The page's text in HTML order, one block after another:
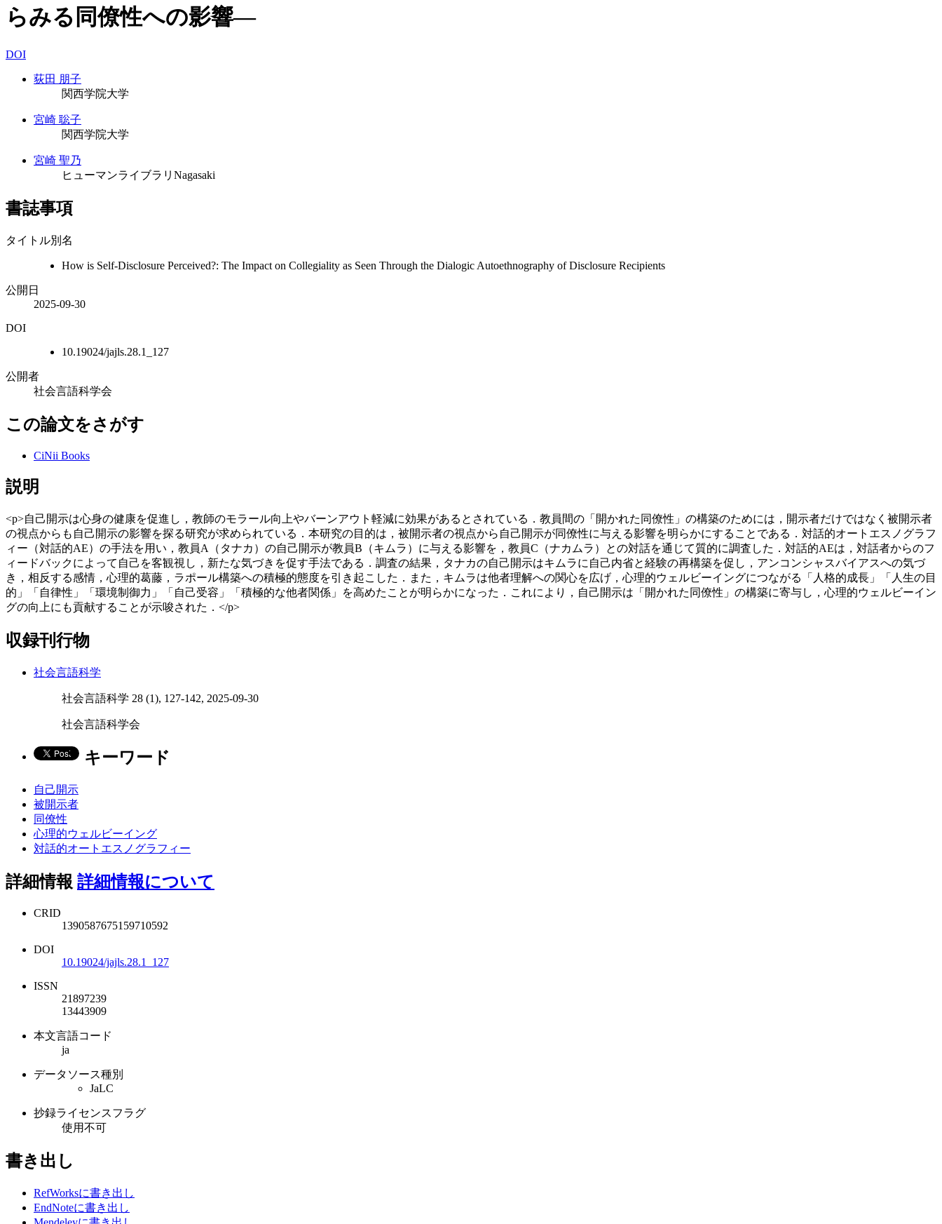
らみる同僚性への影響―
DOI
荻田 朋子
関西学院大学
宮崎 聡子
関西学院大学
宮崎 聖乃
ヒューマンライブラリNagasaki
書誌事項
タイトル別名
How is Self-Disclosure Perceived?: The Impact on Collegiality as Seen Through the Dialogic Autoethnography of Disclosure Recipients
公開日
2025-09-30
DOI
10.19024/jajls.28.1_127
公開者
社会言語科学会
この論文をさがす
CiNii Books
説明
<p>自己開示は心身の健康を促進し，教師のモラール向上やバーンアウト軽減に効果があるとされている．教員間の「開かれた同僚性」の構築のためには，開示者だけではなく被開示者
の視点からも自己開示の影響を探る研究が求められている．本研究の目的は，被開示者の視点から自己開示が同僚性に与える影響を明らかにすることである．対話的オートエスノグラフ
ィー（対話的AE）の手法を用い，教員A（タナカ）の自己開示が教員B（キムラ）に与える影響を，教員C（ナカムラ）との対話を通じて質的に調査した．対話的AEは，対話者からのフ
ィードバックによって自己を客観視し，新たな気づきを促す手法である．調査の結果，タナカの自己開示はキムラに自己内省と経験の再構築を促し，アンコンシャスバイアスへの気づ
き，相反する感情，心理的葛藤，ラポール構築への積極的態度を引き起こした．また，キムラは他者理解への関心を広げ，心理的ウェルビーイングにつながる「人格的成長」「人生の目
的」「自律性」「環境制御力」「自己受容」「積極的な他者関係」を高めたことが明らかになった．これにより，自己開示は「開かれた同僚性」の構築に寄与し，心理的ウェルビーイン
グの向上にも貢献することが示唆された．</p>
収録刊行物
社会言語科学
社会言語科学 28 (1), 127-142, 2025-09-30
社会言語科学会
キーワード
自己開示
被開示者
同僚性
心理的ウェルビーイング
対話的オートエスノグラフィー
詳細情報 詳細情報について
CRID
1390587675159710592
DOI
10.19024/jajls.28.1_127
ISSN
21897239
13443909
本文言語コード
ja
データソース種別
JaLC
抄録ライセンスフラグ
使用不可
書き出し
RefWorksに書き出し
EndNoteに書き出し